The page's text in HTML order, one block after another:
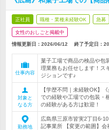
正社員 職種・業種未経験OK 急募
女性のおしごと掲載中
情報更新日：2026/06/12 終了予定日：
仕事内容
菓子工場で商品の検品や包
理業務もお任せします！ス
ジションです♪
対象と
なる方
【学歴不問｜未経験OK】
での経験や工場での包装・
の経験がある方は歓迎！
勤務地
広島県三原市皆実2丁目6-
記事業所 【変更の範囲】会